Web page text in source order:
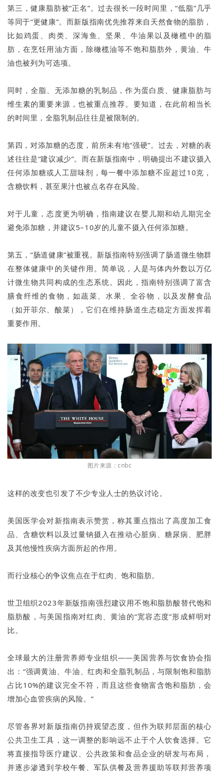
第三，健康脂肪被“正名”。过去很长一段时间里，“低脂”几乎
等同于“更健康”。而新版指南优先推荐来自天然食物的脂肪，
比如鸡蛋、肉类、深海鱼、坚果、牛油果以及橄榄中的脂
肪，在烹饪用油方面，除橄榄油等不饱和脂肪外，黄油、牛
油也被列为可选项。
同时，全脂、无添加糖的乳制品，作为蛋白质、健康脂肪与
维生素的重要来源，也被重点推荐。要知道，在此前相当长
的时间里，全脂乳制品往往是被限制的。
第四，对添加糖的态度，前所未有地“强硬”。过去，对糖的表
述往往是“建议减少”。而在新版指南中，明确提出不建议摄入
任何添加糖或人工甜味剂，每一餐中添加糖不应超过10克，
含糖饮料，甚至果汁也被点名存在风险。
对于儿童，态度更为明确，指南建议在婴儿期和幼儿期完全
避免添加糖，并建议5–10岁的儿童不摄入任何添加糖。
第五，“肠道健康”被重视。新版指南特别强调了肠道微生物群
在整体健康中的关键作用。简单说，人是与体内外数以万亿
计微生物共同构成的生态系统。因此，指南特别强调了富含
膳食纤维的食物，如蔬菜、水果、全谷物，以及发酵食品
（如开菲尔、酸菜），它们在维持肠道生态稳定方面发挥着
重要作用。
图片来源：cnbc
这样的改变也引发了不少专业人士的热议讨论。
美国医学会对新指南表示赞赏，称其重点指出了高度加工食
品、含糖饮料以及过量钠摄入在推动心脏病、糖尿病、肥胖
及其他慢性疾病方面所起的作用。
而行业核心的争议焦点在于红肉、饱和脂肪。
世卫组织2023年新版指南强烈建议用不饱和脂肪酸替代饱和
脂肪酸，与美国指南对红肉、黄油的“宽容态度”形成鲜明对
比。
全球最大的注册营养师专业组织——美国营养与饮食协会指
出：“强调黄油、牛油、红肉和全脂乳制品，与限制饱和脂肪
占比10%的建议完全不符，而且这些食物富含饱和脂肪，会
增加心血管疾病的风险。”
尽管各界对新版指南仍持观望态度，但作为联邦层面的核心
公共卫生工具，这一调整的影响远不止于个人饮食选择。它
将直接指导医疗建议、公共政策和食品企业的研发与布局，
并逐步渗透到学校午餐、军队供餐及营养援助等联邦营养项